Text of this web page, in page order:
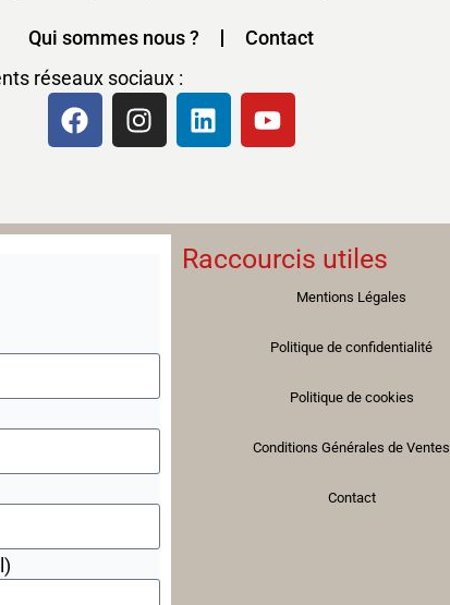
Qui sommes nous ?
Contact
réseaux sociaux :
Raccourcis utiles
Mentions Légales
Politique de confidentialité
Politique de cookies
Conditions Générales de Ventes
Contact